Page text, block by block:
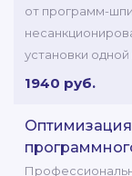
от программ-
установки
1940 руб.